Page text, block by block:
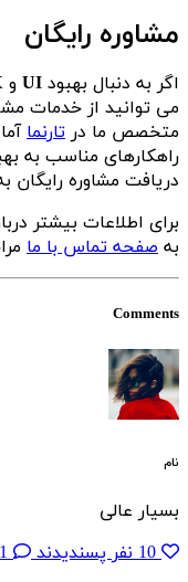
مشاوره رایگان
اگر به دنبال بهبود UI و
می توانید از خدمات
متخصص ما در تارنما
راهکارهای مناسب به
دریافت مشاوره رایگان
برای اطلاعات بیشتر
به صفحه تماس با ما
Comments
نام
بسیار عالی
10 نفر پسندیدند
1 پاسخ